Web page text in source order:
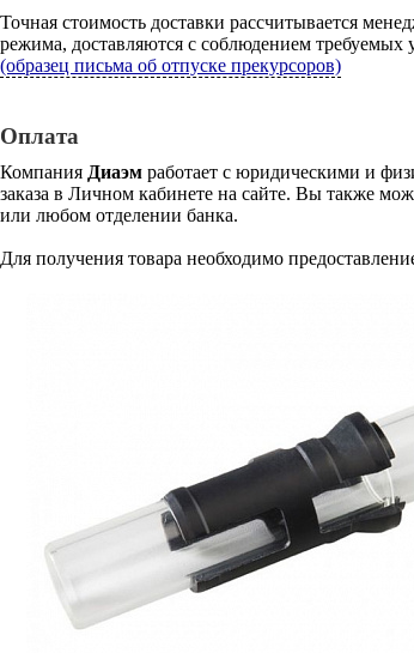
Точная стоимость доставки рассчитывается
режима, доставляются с соблюдением требуемых
(образец письма об отпуске прекурсоров)
Оплата
Компания Диаэм работает с юридическими и
заказа в Личном кабинете на сайте. Вы также
или любом отделении банка.
Для получения товара необходимо